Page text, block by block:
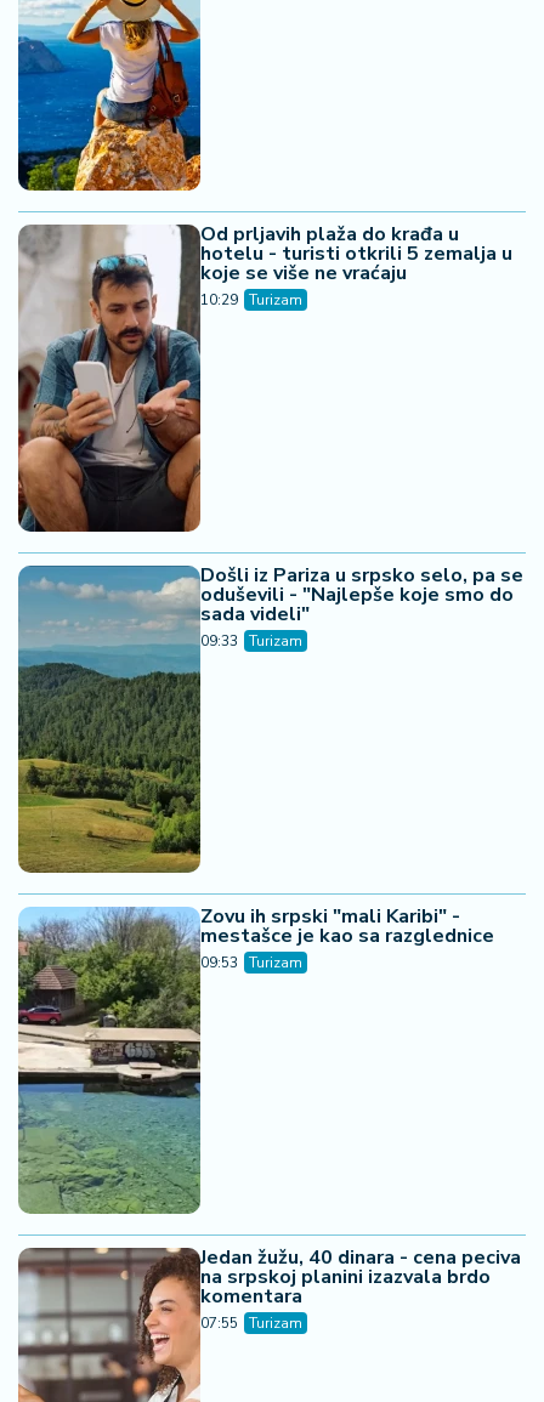
Od prljavih plaža do krađa u
hotelu - turisti otkrili 5 zemalja u
koje se više ne vraćaju
10:29 Turizam
Došli iz Pariza u srpsko selo, pa se
oduševili - "Najlepše koje smo do
sada videli"
09:33 Turizam
Zovu ih srpski "mali Karibi" -
mestašce je kao sa razglednice
09:53 Turizam
Jedan žužu, 40 dinara - cena peciva
na srpskoj planini izazvala brdo
komentara
07:55 Turizam